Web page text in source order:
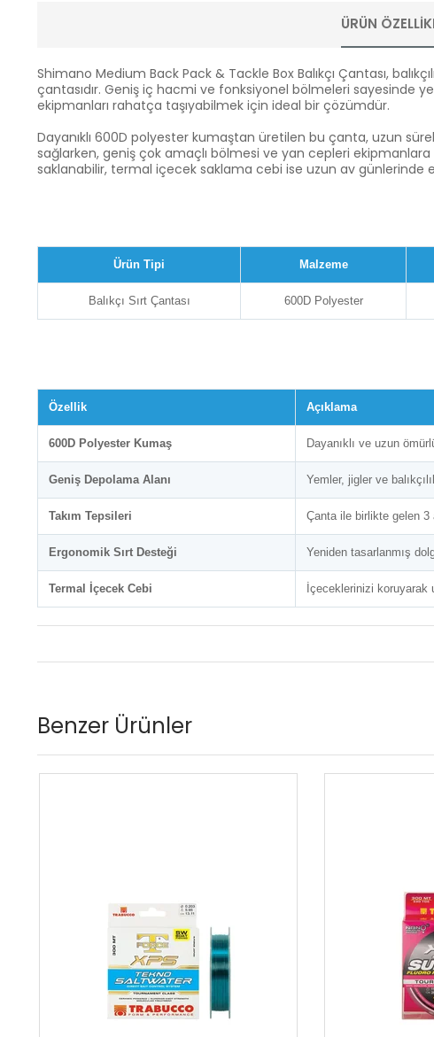
ÜRÜN
Shimano Medium Back Pack & Tackle Box Balıkçı Çantası,
çantasıdır. Geniş iç hacmi ve fonksiyonel bölmeleri sayesinde
ekipmanları rahatça taşıyabilmek için ideal bir çözümdür.
Dayanıklı 600D polyester kumaştan üretilen bu çanta, uzun
sağlarken, geniş çok amaçlı bölmesi ve yan cepleri ekipmanlara
saklanabilir, termal içecek saklama cebi ise uzun av günlerinde
Ürün Tipi Malzeme
Balıkçı Sırt Çantası 600D Polyester
Özellik Açıklama
600D Polyester Kumaş Dayanıklı ve uzun
Geniş Depolama Alanı Yemler, jigler ve
Takım Tepsileri Çanta ile birlikte gelen 3
Ergonomik Sırt Desteği Yeniden tasarlanmış
Termal İçecek Cebi İçeceklerinizi koruyarak
Benzer Ürünler